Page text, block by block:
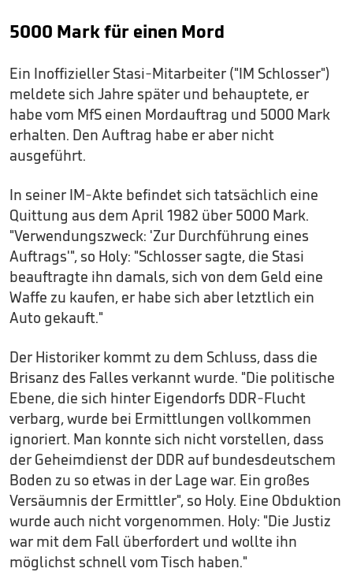
5000 Mark für einen Mord
Ein Inoffizieller Stasi-Mitarbeiter ("IM Schlosser")
meldete sich Jahre später und behauptete, er
habe vom MfS einen Mordauftrag und 5000 Mark
erhalten. Den Auftrag habe er aber nicht
ausgeführt.
In seiner IM-Akte befindet sich tatsächlich eine
Quittung aus dem April 1982 über 5000 Mark.
"Verwendungszweck: 'Zur Durchführung eines
Auftrags'", so Holy: "Schlosser sagte, die Stasi
beauftragte ihn damals, sich von dem Geld eine
Waffe zu kaufen, er habe sich aber letztlich ein
Auto gekauft."
Der Historiker kommt zu dem Schluss, dass die
Brisanz des Falles verkannt wurde. "Die politische
Ebene, die sich hinter Eigendorfs DDR-Flucht
verbarg, wurde bei Ermittlungen vollkommen
ignoriert. Man konnte sich nicht vorstellen, dass
der Geheimdienst der DDR auf bundesdeutschem
Boden zu so etwas in der Lage war. Ein großes
Versäumnis der Ermittler", so Holy. Eine Obduktion
wurde auch nicht vorgenommen. Holy: "Die Justiz
war mit dem Fall überfordert und wollte ihn
möglichst schnell vom Tisch haben."